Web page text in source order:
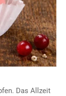
Das Allzeit